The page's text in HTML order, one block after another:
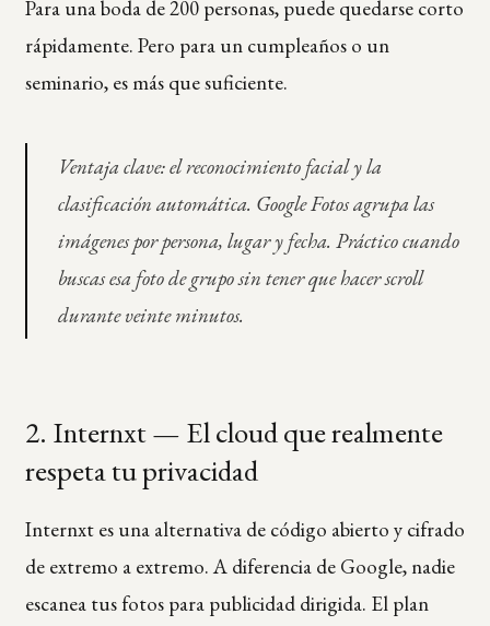
Para una boda de 200 personas, puede quedarse corto
rápidamente. Pero para un cumpleaños o un
seminario, es más que suficiente.
Ventaja clave: el reconocimiento facial y la
clasificación automática. Google Fotos agrupa las
imágenes por persona, lugar y fecha. Práctico cuando
buscas esa foto de grupo sin tener que hacer scroll
durante veinte minutos.
2. Internxt — El cloud que realmente
respeta tu privacidad
Internxt es una alternativa de código abierto y cifrado
de extremo a extremo. A diferencia de Google, nadie
escanea tus fotos para publicidad dirigida. El plan